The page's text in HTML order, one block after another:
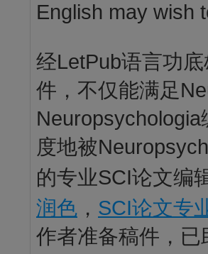
English may wish
经LetPub语言功
件，不仅能满足
度地被
的专业SCI论文编
润色 ， SCI论文专
作者准备稿件，